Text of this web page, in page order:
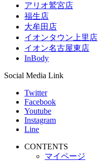
アリオ鷲宮店
福生店
大牟田店
イオンタウン上里店
イオン名古屋東店
InBody
Social Media Link
Twitter
Facebook
Youtube
Instagram
Line
CONTENTS
マイページ